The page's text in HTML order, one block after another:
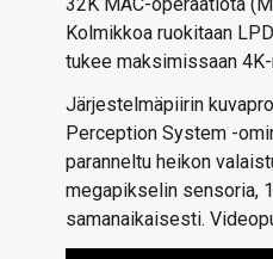
Kolmikkoa ruokitaan
tukee maksimissaan
Järjestelmäpiirin
Perception System -
paranneltu heikon
megapikselin sensoria,
samanaikaisesti.